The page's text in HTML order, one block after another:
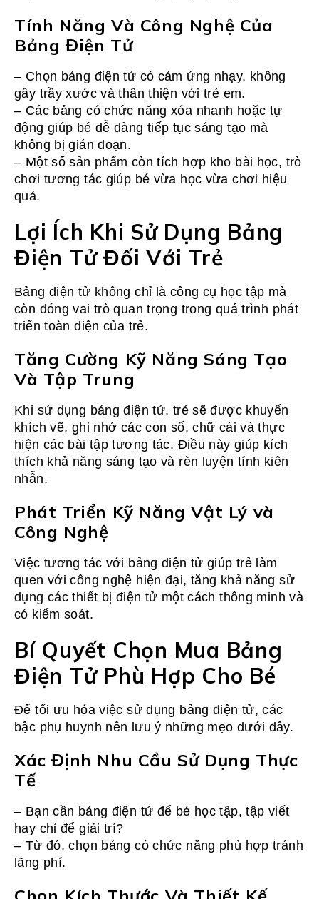
Tính Năng Và Công Nghệ Của
Bảng Điện Tử
– Chọn bảng điện tử có cảm ứng nhạy, không
gây trầy xước và thân thiện với trẻ em.
– Các bảng có chức năng xóa nhanh hoặc tự
động giúp bé dễ dàng tiếp tục sáng tạo mà
không bị gián đoạn.
– Một số sản phẩm còn tích hợp kho bài học, trò
chơi tương tác giúp bé vừa học vừa chơi hiệu
quả.
Lợi Ích Khi Sử Dụng Bảng
Điện Tử Đối Với Trẻ
Bảng điện tử không chỉ là công cụ học tập mà
còn đóng vai trò quan trọng trong quá trình phát
triển toàn diện của trẻ.
Tăng Cường Kỹ Năng Sáng Tạo
Và Tập Trung
Khi sử dụng bảng điện tử, trẻ sẽ được khuyến
khích vẽ, ghi nhớ các con số, chữ cái và thực
hiện các bài tập tương tác. Điều này giúp kích
thích khả năng sáng tạo và rèn luyện tính kiên
nhẫn.
Phát Triển Kỹ Năng Vật Lý và
Công Nghệ
Việc tương tác với bảng điện tử giúp trẻ làm
quen với công nghệ hiện đại, tăng khả năng sử
dụng các thiết bị điện tử một cách thông minh và
có kiểm soát.
Bí Quyết Chọn Mua Bảng
Điện Tử Phù Hợp Cho Bé
Để tối ưu hóa việc sử dụng bảng điện tử, các
bậc phụ huynh nên lưu ý những mẹo dưới đây.
Xác Định Nhu Cầu Sử Dụng Thực
Tế
– Bạn cần bảng điện tử để bé học tập, tập viết
hay chỉ để giải trí?
– Từ đó, chọn bảng có chức năng phù hợp tránh
lãng phí.